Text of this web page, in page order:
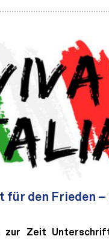
für den Frieden –
zur Zeit